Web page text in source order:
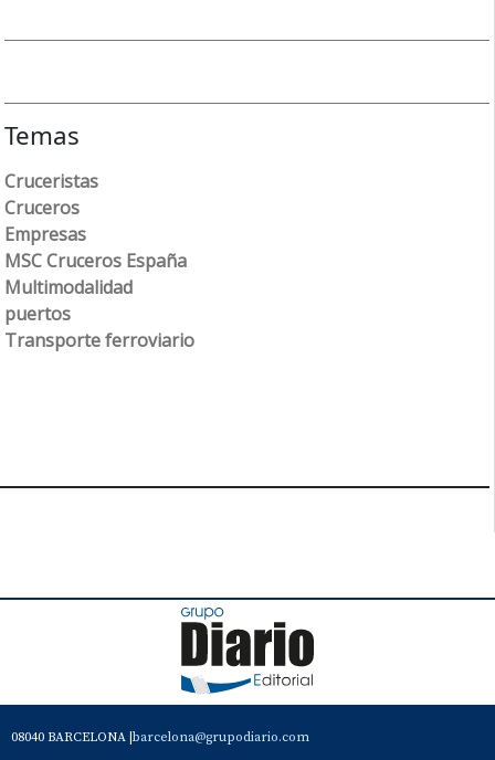
Temas
Cruceristas
Cruceros
Empresas
MSC Cruceros España
Multimodalidad
puertos
Transporte ferroviario
08040 BARCELONA | barcelona@grupodiario.com